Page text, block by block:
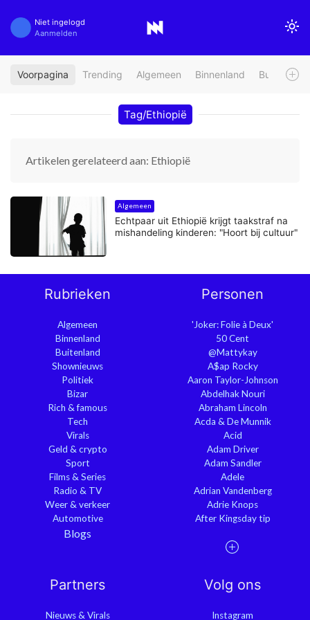
Niet ingelogd
Aanmelden
Voorpagina Trending Algemeen Binnenland Buitenland
Tag/Ethiopië
Artikelen gerelateerd aan: Ethiopië
Algemeen
Echtpaar uit Ethiopië krijgt taakstraf na
mishandeling kinderen: "Hoort bij cultuur"
Rubrieken
Algemeen
Binnenland
Buitenland
Shownieuws
Politiek
Bizar
Rich & famous
Tech
Virals
Geld & crypto
Sport
Films & Series
Radio & TV
Weer & verkeer
Automotive
Blogs
Personen
'Joker: Folie à Deux'
50 Cent
@Mattykay
A$ap Rocky
Aaron Taylor-Johnson
Abdelhak Nouri
Abraham Lincoln
Acda & De Munnik
Acid
Adam Driver
Adam Sandler
Adele
Adrian Vandenberg
Adrie Knops
After Kingsday tip
Partners
Nieuws & Virals
Volg ons
Instagram